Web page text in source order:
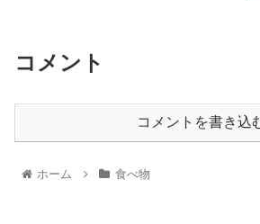
コメント
コメントを書き込
ホーム 食べ物